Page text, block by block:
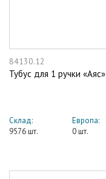
84130.12
Тубус для 1 ручки «Аяс»
Склад:
9576 шт.
Европа:
0 шт.